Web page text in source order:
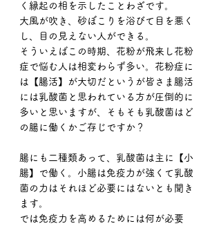
く縁起の相を示したことわざです。
大風が吹き、砂ぼこりを浴びて目を悪く
し、目の見えない人ができる。
そういえばこの時期、花粉が飛来し花粉
症で悩む人は相変わらず多い。花粉症に
は【腸活】が大切だというが皆さま腸活
には乳酸菌と思われている方が圧倒的に
多いと思いますが、そもそも乳酸菌はど
の腸に働くかご存じですか？
腸にも二種類あって、乳酸菌は主に【小
腸】で働く。小腸は免疫力が強くて乳酸
菌の力はそれほど必要にはないとも聞き
ます。
では免疫力を高めるためには何が必要